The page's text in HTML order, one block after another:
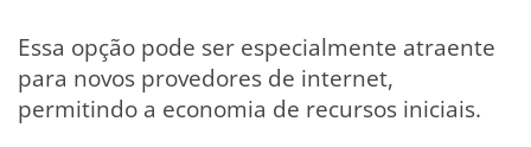
Essa opção pode ser especialmente atraente
para novos provedores de internet,
permitindo a economia de recursos iniciais.